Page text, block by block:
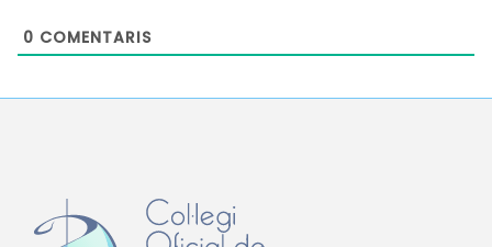
0 COMENTARIS